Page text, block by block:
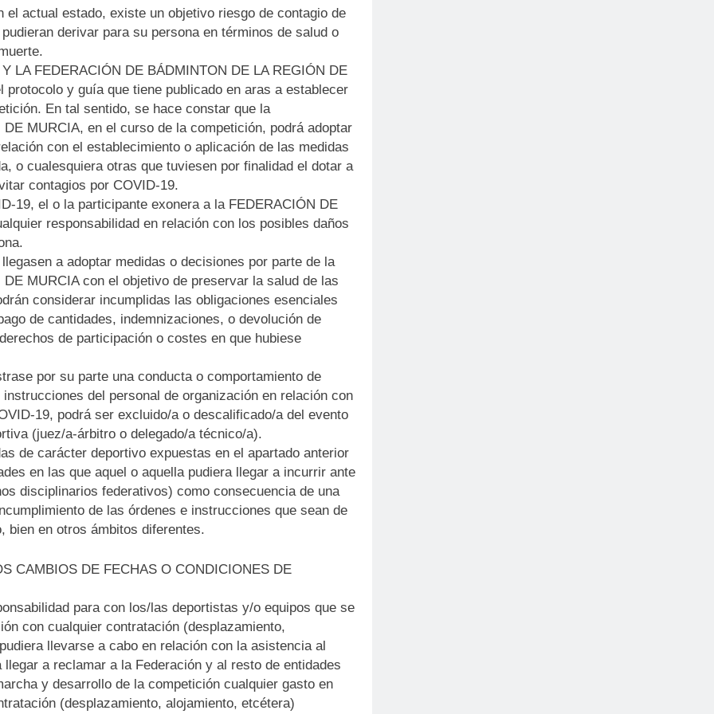
actual estado, existe un objetivo riesgo de contagio de
derivar para su persona en términos de salud o
LA FEDERACIÓN DE BÁDMINTON DE LA REGIÓN DE
y guía que tiene publicado en aras a establecer
En tal sentido, se hace constar que la
MURCIA, en el curso de la competición, podrá adoptar
con el establecimiento o aplicación de las medidas
o cualesquiera otras que tuviesen por finalidad el dotar a
contagios por COVID-19.
19, el o la participante exonera a la FEDERACIÓN DE
responsabilidad en relación con los posibles daños
a adoptar medidas o decisiones por parte de la
MURCIA con el objetivo de preservar la salud de las
considerar incumplidas las obligaciones esenciales
de cantidades, indemnizaciones, o devolución de
de participación o costes en que hubiese
por su parte una conducta o comportamiento de
del personal de organización en relación con
19, podrá ser excluido/a o descalificado/a del evento
(juez/a-árbitro o delegado/a técnico/a).
de carácter deportivo expuestas en el apartado anterior
en las que aquel o aquella pudiera llegar a incurrir ante
disciplinarios federativos) como consecuencia de una
de las órdenes e instrucciones que sean de
bien en otros ámbitos diferentes.
CAMBIOS DE FECHAS O CONDICIONES DE
para con los/las deportistas y/o equipos que se
con cualquier contratación (desplazamiento,
llevarse a cabo en relación con la asistencia al
a reclamar a la Federación y al resto de entidades
y desarrollo de la competición cualquier gasto en
(desplazamiento, alojamiento, etcétera)